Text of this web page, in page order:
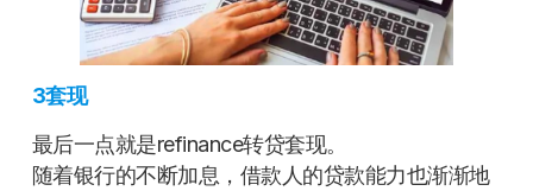
3套现
最后一点就是refinance转贷套现。
随着银行的不断加息，借款人的贷款能力也渐渐地